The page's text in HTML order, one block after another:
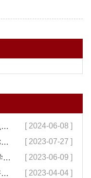
现代版老钢窗和之前的老钢窗有什么性能区别【冠墅阳光】 [ 2024-06-08 ]
断桥铝法式格子窗怎么做？是不是你一直在找的老钢窗「冠墅阳光」 [ 2023-07-27 ]
新中式风格设计 优雅演绎新时代美学中式门窗【冠墅阳光】 [ 2023-06-09 ]
古建筑外墙装饰悬鱼哪个工厂做的好？【冠墅阳光】 [ 2023-04-04 ]